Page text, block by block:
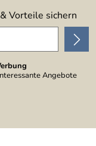
Vorteile sichern
Angebote
E-Mail-Adresse wird
weitergegeben. Zu
hat. Diese